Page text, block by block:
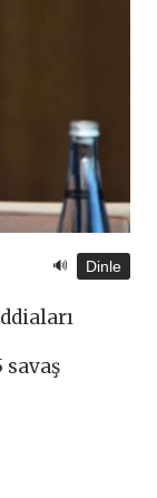
🔊 Dinle
savaş